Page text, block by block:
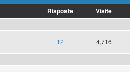
Risposte Visite
12 4,716